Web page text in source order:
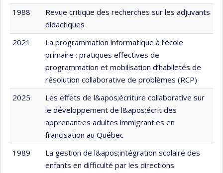
1988
Revue critique des recherches sur les adjuvants
didactiques
2021
La programmation informatique à l’école
primaire : pratiques effectives de
programmation et mobilisation d’habiletés de
résolution collaborative de problèmes (RCP)
2025
Les effets de l&apos;écriture collaborative sur
le développement de l&apos;écrit des
apprenant·es adultes immigrant·es en
francisation au Québec
1989
La gestion de l&apos;intégration scolaire des
enfants en difficulté par les directions